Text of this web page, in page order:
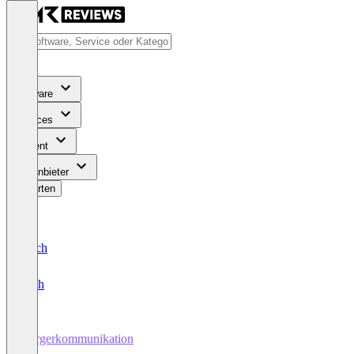
Software
Services
Content
Für Anbieter
Bewerten
Deutsch
English
Bürgerkommunikation